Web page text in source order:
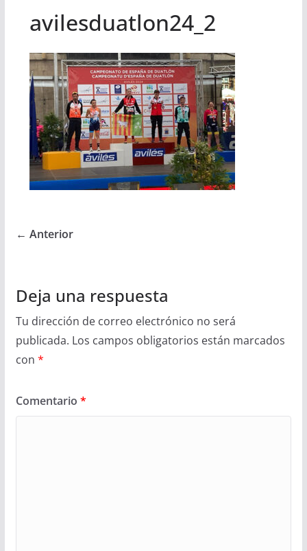
avilesduatlon24_2
← Anterior
Deja una respuesta
Tu dirección de correo electrónico no será
publicada. Los campos obligatorios están marcados
con *
Comentario *